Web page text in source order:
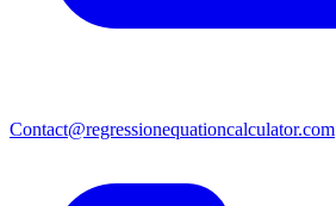
Contact@regressionequationcalculator.com